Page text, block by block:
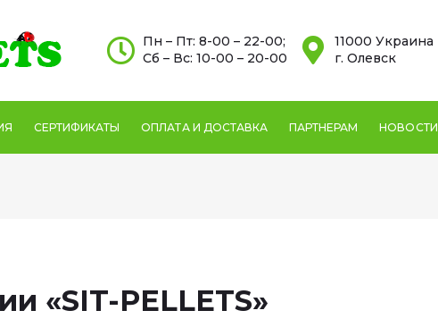
Пн – Пт: 8-00 – 22-00;
Сб – Вс: 10-00 – 20-00
11000 Украина
г. Олевск
СЕРТИФИКАТЫ ОПЛАТА И ДОСТАВКА ПАРТНЕРАМ НОВОСТИ
«SIT-PELLETS»